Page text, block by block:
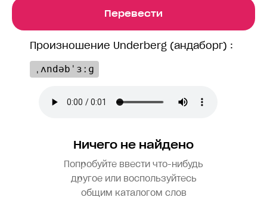
Перевести
Произношение Underberg (андаборг) :
ˌʌndəbˈɜːɡ
Ничего не найдено
Попробуйте ввести что-нибудь
другое или воспользуйтесь
общим каталогом слов